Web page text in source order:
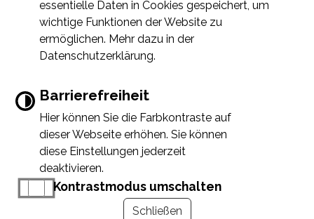
essentielle Daten in Cookies gespeichert, um
wichtige Funktionen der Website zu
ermöglichen. Mehr dazu in der
Datenschutzerklärung.
Barrierefreiheit
Hier können Sie die Farbkontraste auf
dieser Webseite erhöhen. Sie können
diese Einstellungen jederzeit
deaktivieren.
Kontrastmodus umschalten
Schließen
INHALTIMPRESSUMDATENSCHUTZERKLÄRUNG
ERKLÄRUNG ZUR BARRIEREFREIHEIT
Immer auf dem neuesten Stand
www.baiersdorf.de möchte Ihnen Benachri
chtigungen senden
Error
Failed to load assistant data
Refresh Page